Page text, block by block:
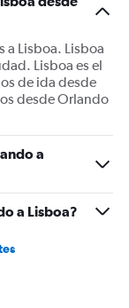
a Lisboa. Lisboa
Lisboa es el
de ida desde
desde Orlando
a
a Lisboa?